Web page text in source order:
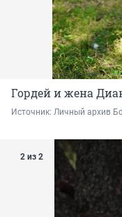
Гордей и жена
Источник: Личный архив
2 из 2